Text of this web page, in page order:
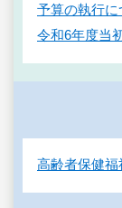
予算の執行に
令和6年度当
高齢者保健